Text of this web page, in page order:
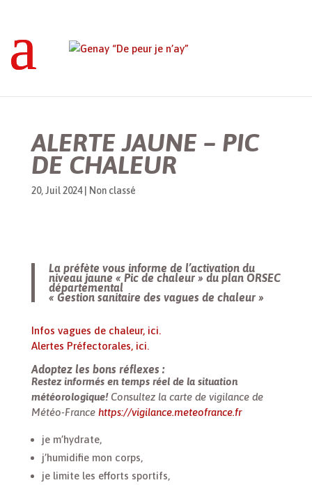
ALERTE JAUNE – PIC
DE CHALEUR
20, Juil 2024| Non classé
La préfète vous informe de l’activation du
niveau jaune « Pic de chaleur » du plan ORSEC
départemental
« Gestion sanitaire des vagues de chaleur »
Infos vagues de chaleur, ici.
Alertes Préfectorales, ici.
Adoptez les bons réflexes :
Restez informés en temps réel de la situation
météorologique! Consultez la carte de vigilance de
Météo-France https://vigilance.meteofrance.fr
je m’hydrate,
j’humidifie mon corps,
je limite les efforts sportifs,